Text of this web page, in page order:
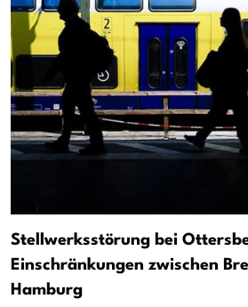
Stellwerksstörung bei
Einschränkungen zwischen
Hamburg